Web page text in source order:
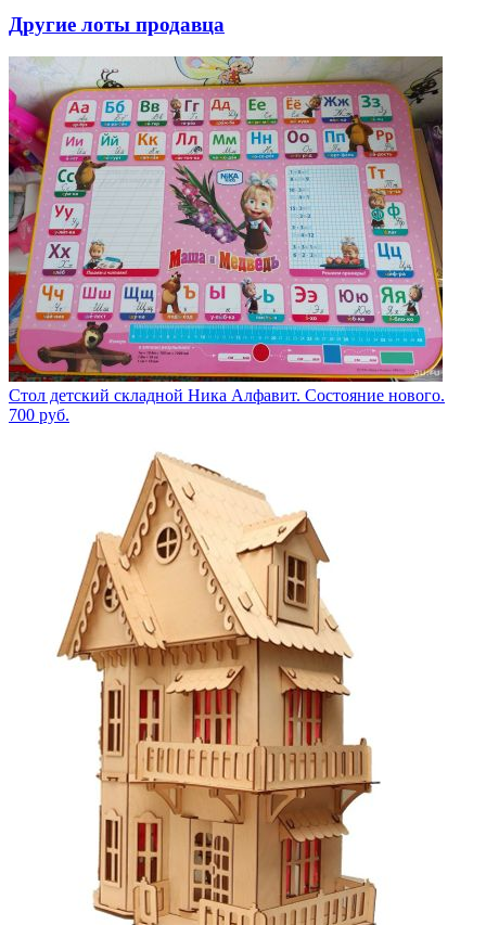
Другие лоты продавца
Стол детский складной Ника Алфавит. Состояние нового.
700 руб.